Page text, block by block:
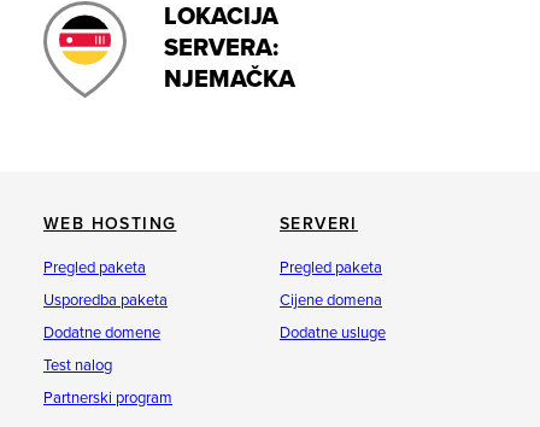
LOKACIJA
SERVERA:
NJEMAČKA
WEB HOSTING
Pregled paketa
Usporedba paketa
Dodatne domene
Test nalog
Partnerski program
SERVERI
Pregled paketa
Cijene domena
Dodatne usluge